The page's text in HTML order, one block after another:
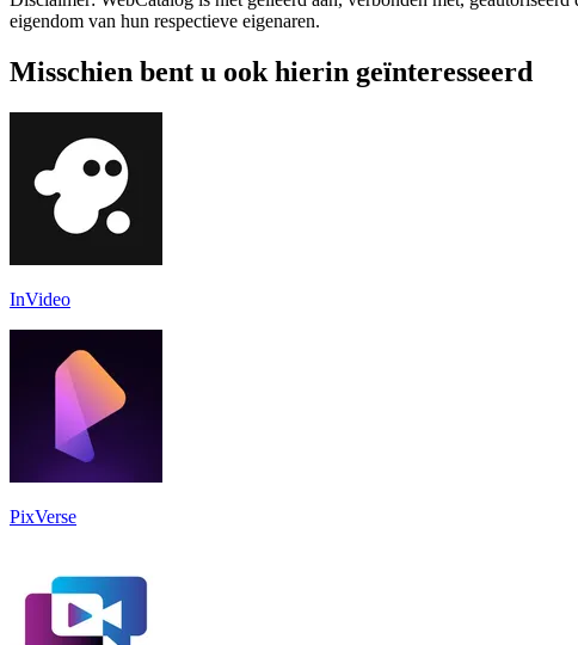
eigendom van hun respectieve eigenaren.
Misschien bent u ook hierin geïnteresseerd
InVideo
PixVerse